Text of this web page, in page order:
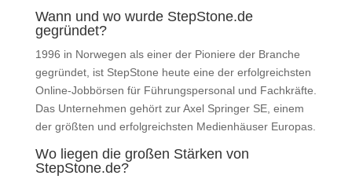
Wann und wo wurde StepStone.de
gegründet?
1996 in Norwegen als einer der Pioniere der Branche
gegründet, ist StepStone heute eine der erfolgreichsten
Online-Jobbörsen für Führungspersonal und Fachkräfte.
Das Unternehmen gehört zur Axel Springer SE, einem
der größten und erfolgreichsten Medienhäuser Europas.
Wo liegen die großen Stärken von
StepStone.de?